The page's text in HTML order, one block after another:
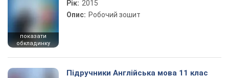
показати
обкладинку
Рік: 2015
Опис: Робочий зошит
Підручники Англійська мова 11 клас